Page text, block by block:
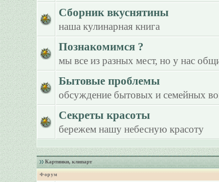
Сборник вкуснятины
наша кулинарная книга
Познакомимся ?
мы все из разных мест, но у нас
Бытовые проблемы
обсуждение бытовых и семейных
Секреты красоты
бережем нашу небесную красоту
Картинки, клипарт
Форум